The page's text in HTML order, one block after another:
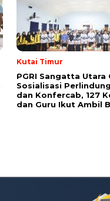
Kutai Timur
PGRI Sangatta Utara
Sosialisasi
dan Konfercab, 127
dan Guru Ikut Ambil